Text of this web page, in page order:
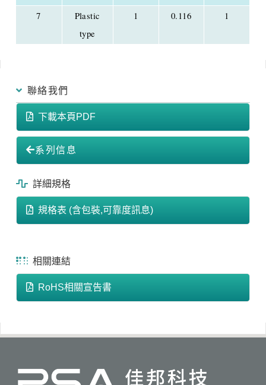
7
Plastic
type
1 0.116 1
聯絡我們
下載本頁PDF
系列信息
詳細規格
規格表 (含包裝,可靠度訊息)
相關連結
RoHS相關宣告書